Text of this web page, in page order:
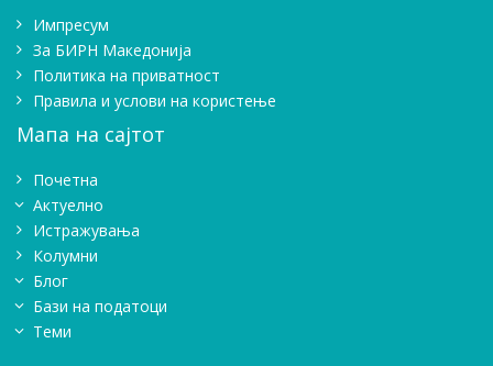
Импресум
Зa БИРН Македонија
Политика на приватност
Правила и услови на користење
Мапа на сајтот
Почетна
Актуелно
Истражувањa
Колумни
Блог
Бази на податоци
Теми